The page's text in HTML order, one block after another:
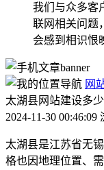
我们与众多客
联网相关问题
会感到相识恨
网
太湖县网站建设多
2024-11-30
太湖县是江苏省无
格也因地理位置、